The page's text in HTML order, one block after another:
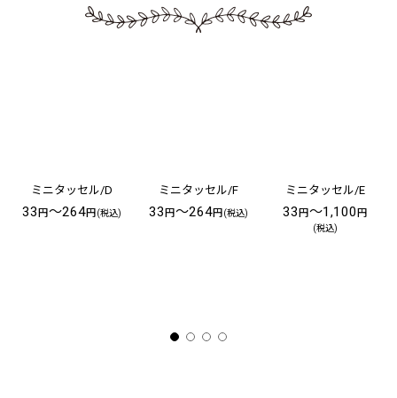
ミニタッセル/D
33円～264円(税込)
ミニタッセル/F
33円～264円(税込)
ミニタッセル/E
33円～1,100円
(税込)